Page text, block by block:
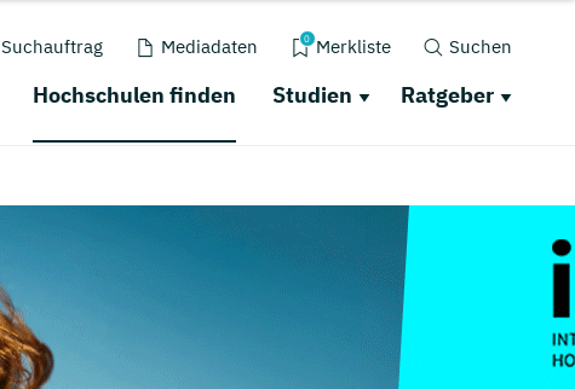
Suchauftrag Mediadaten 0 Merkliste Suchen
Hochschulen finden Studien Ratgeber